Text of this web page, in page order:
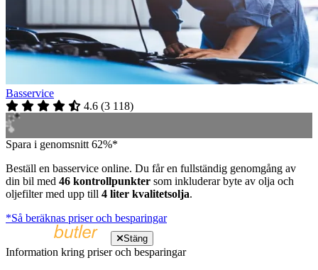
Basservice
4.6 (3 118)
Spara i genomsnitt 62%*
Beställ en basservice online. Du får en fullständig genomgång av
din bil med 46 kontrollpunkter som inkluderar byte av olja och
oljefilter med upp till 4 liter kvalitetsolja.
*Så beräknas priser och besparingar
Stäng
Information kring priser och besparingar